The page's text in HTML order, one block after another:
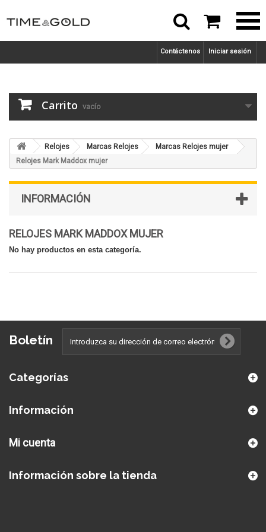
Iniciar sesión
Contáctenos
Carrito vacío
Relojes Marcas Relojes
Marcas Relojes mujer
Relojes Mark Maddox mujer
INFORMACIÓN
RELOJES MARK MADDOX MUJER
No hay productos en esta categoría.
Boletín
Categorías
Información
Mi cuenta
Información sobre la tienda
 
